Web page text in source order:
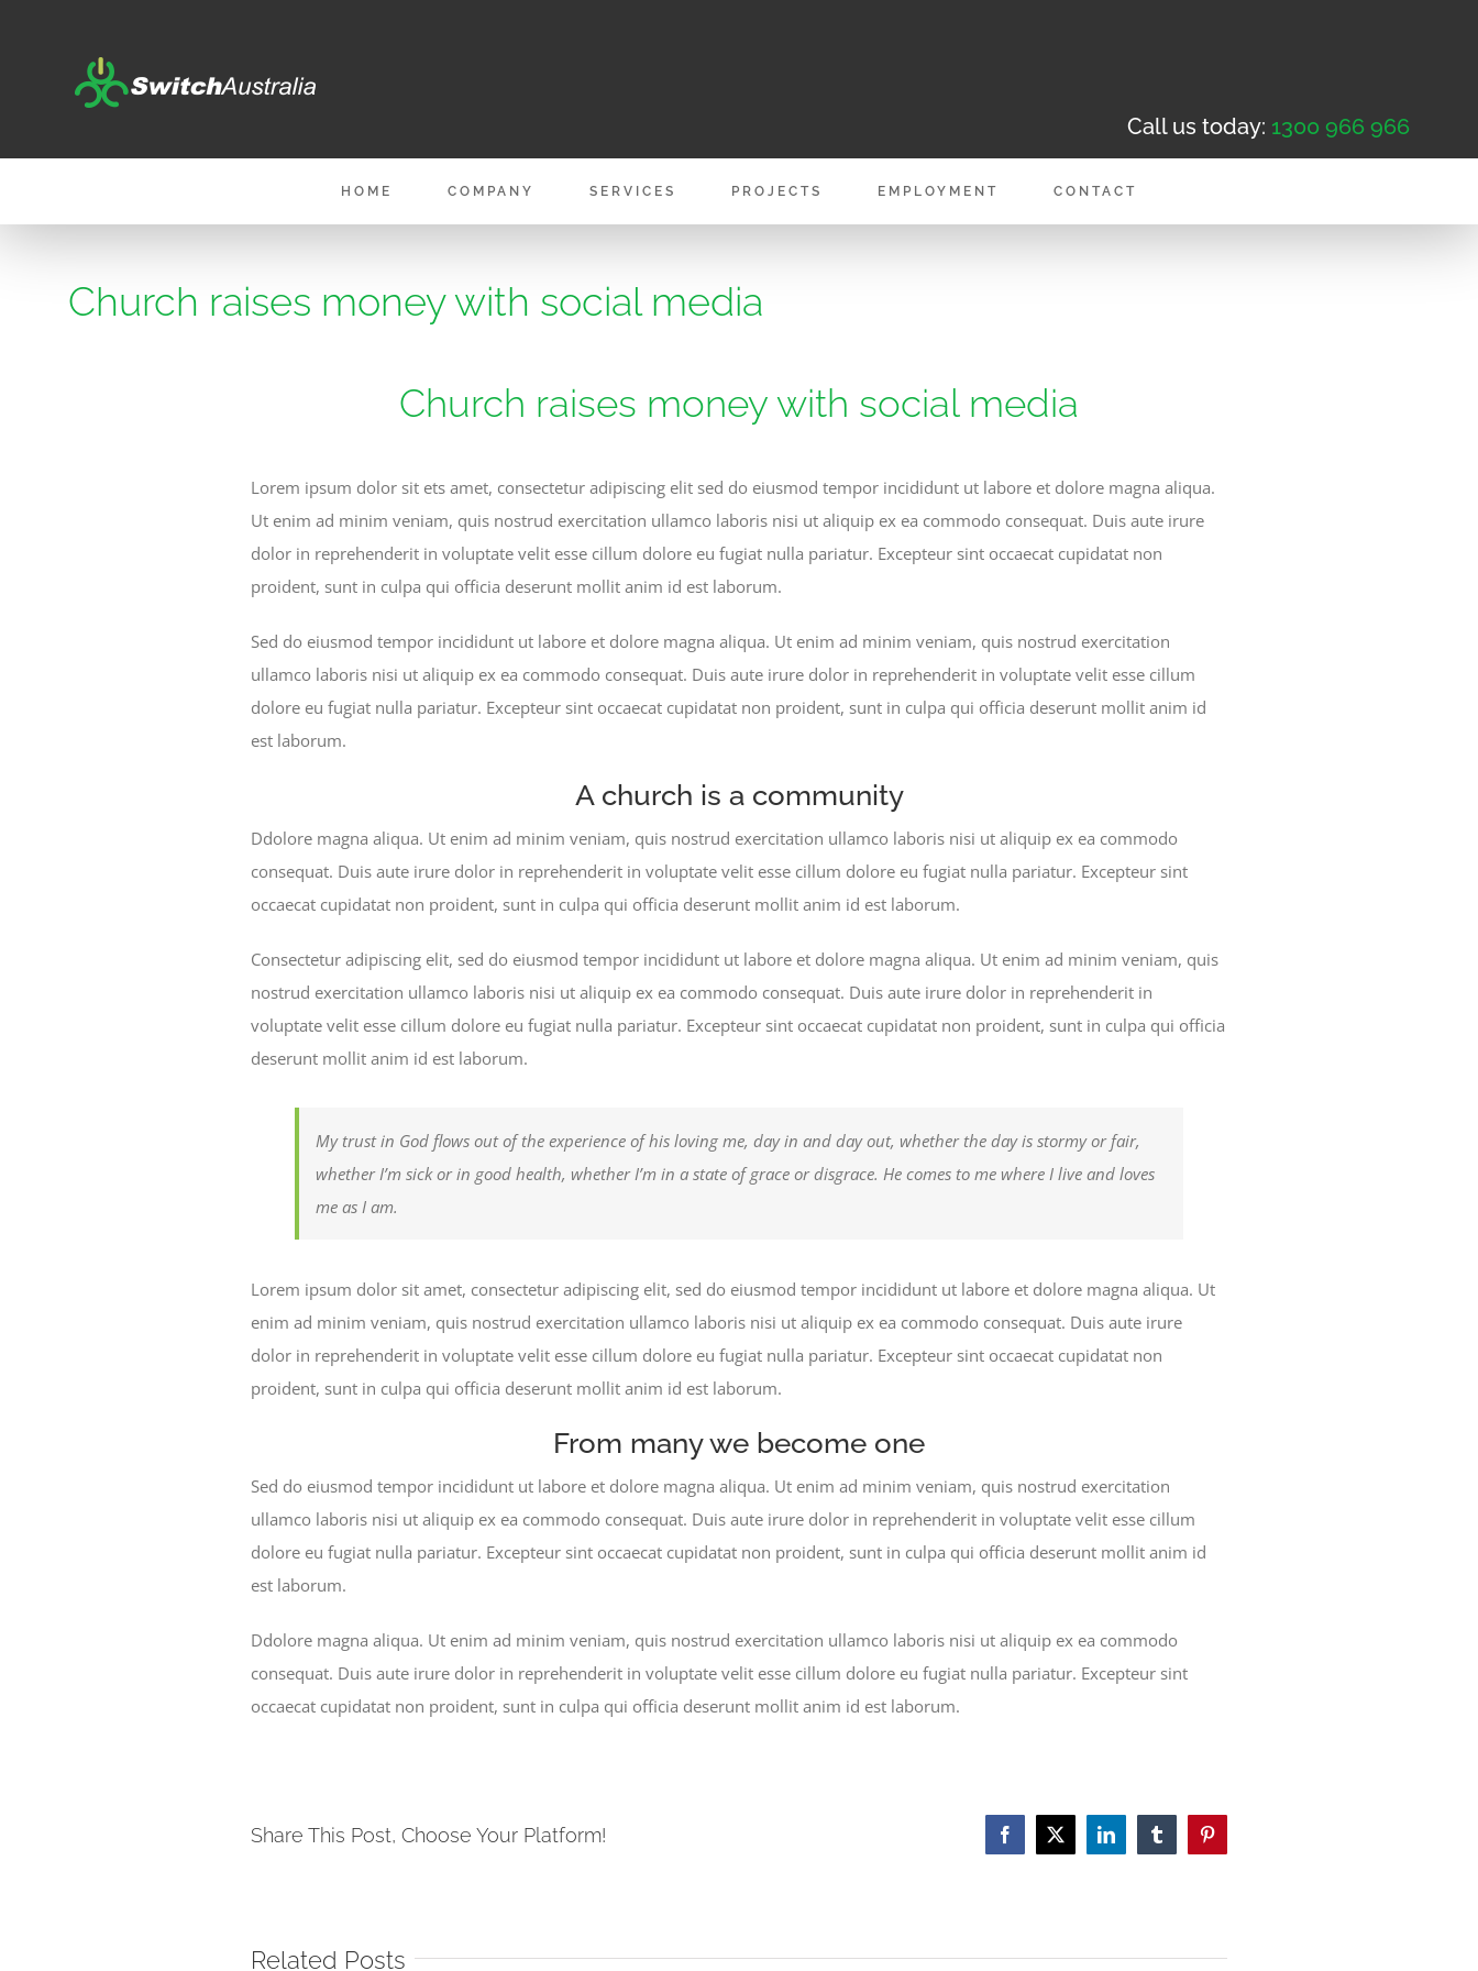
Call us today: 1300 966 966
HOME COMPANY SERVICES PROJECTS EMPLOYMENT CONTACT
Church raises money with social media
Church raises money with social media
Lorem ipsum dolor sit ets amet, consectetur adipiscing elit sed do eiusmod tempor incididunt ut labore et dolore magna aliqua.
Ut enim ad minim veniam, quis nostrud exercitation ullamco laboris nisi ut aliquip ex ea commodo consequat. Duis aute irure
dolor in reprehenderit in voluptate velit esse cillum dolore eu fugiat nulla pariatur. Excepteur sint occaecat cupidatat non
proident, sunt in culpa qui officia deserunt mollit anim id est laborum.
Sed do eiusmod tempor incididunt ut labore et dolore magna aliqua. Ut enim ad minim veniam, quis nostrud exercitation
ullamco laboris nisi ut aliquip ex ea commodo consequat. Duis aute irure dolor in reprehenderit in voluptate velit esse cillum
dolore eu fugiat nulla pariatur. Excepteur sint occaecat cupidatat non proident, sunt in culpa qui officia deserunt mollit anim id
est laborum.
A church is a community
Ddolore magna aliqua. Ut enim ad minim veniam, quis nostrud exercitation ullamco laboris nisi ut aliquip ex ea commodo
consequat. Duis aute irure dolor in reprehenderit in voluptate velit esse cillum dolore eu fugiat nulla pariatur. Excepteur sint
occaecat cupidatat non proident, sunt in culpa qui officia deserunt mollit anim id est laborum.
Consectetur adipiscing elit, sed do eiusmod tempor incididunt ut labore et dolore magna aliqua. Ut enim ad minim veniam, quis
nostrud exercitation ullamco laboris nisi ut aliquip ex ea commodo consequat. Duis aute irure dolor in reprehenderit in
voluptate velit esse cillum dolore eu fugiat nulla pariatur. Excepteur sint occaecat cupidatat non proident, sunt in culpa qui officia
deserunt mollit anim id est laborum.
My trust in God flows out of the experience of his loving me, day in and day out, whether the day is stormy or fair,
whether I’m sick or in good health, whether I’m in a state of grace or disgrace. He comes to me where I live and loves
me as I am.
Lorem ipsum dolor sit amet, consectetur adipiscing elit, sed do eiusmod tempor incididunt ut labore et dolore magna aliqua. Ut
enim ad minim veniam, quis nostrud exercitation ullamco laboris nisi ut aliquip ex ea commodo consequat. Duis aute irure
dolor in reprehenderit in voluptate velit esse cillum dolore eu fugiat nulla pariatur. Excepteur sint occaecat cupidatat non
proident, sunt in culpa qui officia deserunt mollit anim id est laborum.
From many we become one
Sed do eiusmod tempor incididunt ut labore et dolore magna aliqua. Ut enim ad minim veniam, quis nostrud exercitation
ullamco laboris nisi ut aliquip ex ea commodo consequat. Duis aute irure dolor in reprehenderit in voluptate velit esse cillum
dolore eu fugiat nulla pariatur. Excepteur sint occaecat cupidatat non proident, sunt in culpa qui officia deserunt mollit anim id
est laborum.
Ddolore magna aliqua. Ut enim ad minim veniam, quis nostrud exercitation ullamco laboris nisi ut aliquip ex ea commodo
consequat. Duis aute irure dolor in reprehenderit in voluptate velit esse cillum dolore eu fugiat nulla pariatur. Excepteur sint
occaecat cupidatat non proident, sunt in culpa qui officia deserunt mollit anim id est laborum.
Share This Post, Choose Your Platform! Facebook
X LinkedInTumblrPinterest
Related Posts